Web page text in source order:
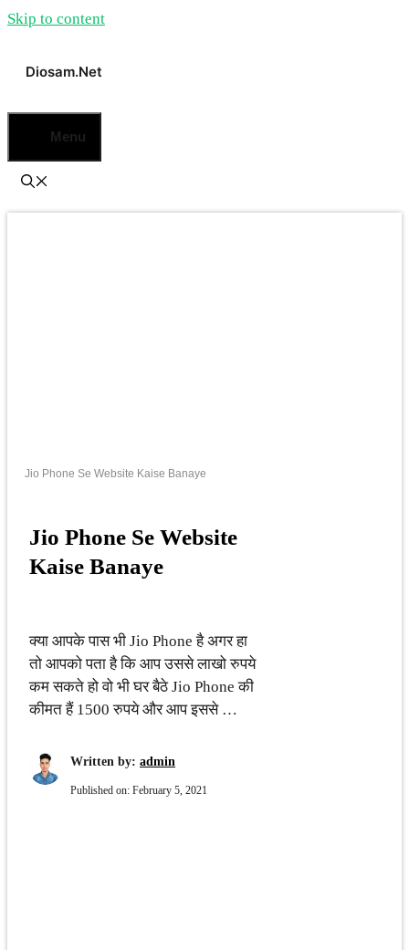
Skip to content
Diosam.net
Menu
Jio Phone Se Website Kaise Banaye
Jio Phone Se Website
Kaise Banaye
क्या आपके पास भी Jio Phone है अगर हा
तो आपको पता है कि आप उससे लाखो रुपये
कम सकते हो वो भी घर बैठे Jio Phone की
कीमत हैं 1500 रुपये और आप इससे …
Written by: admin
Published on: February 5, 2021